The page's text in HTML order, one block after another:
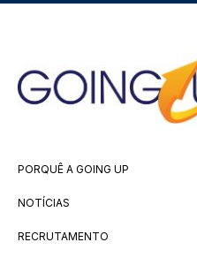
PORQUÊ A GOING UP
NOTÍCIAS
RECRUTAMENTO